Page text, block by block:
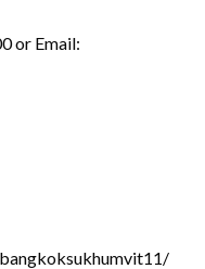
or Email: